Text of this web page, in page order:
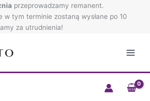
przeprowadzamy remanent.
w tym terminie zostaną wysłane po 10
za utrudnienia!